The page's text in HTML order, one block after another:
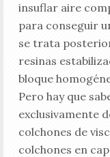
insuflar aire
para conseguir
se trata
resinas
bloque
Pero hay que
exclusivamente
colchones de
colchones en